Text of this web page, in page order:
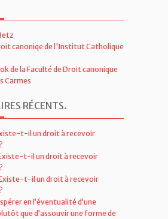
canoniqe de l'Institut Catholique
de la Faculté de Droit canonique
Carmes
RÉCENTS.
t-il un droit à recevoir
t-il un droit à recevoir
t-il un droit à recevoir
en l’éventualité d’une
que d’assouvir une forme de